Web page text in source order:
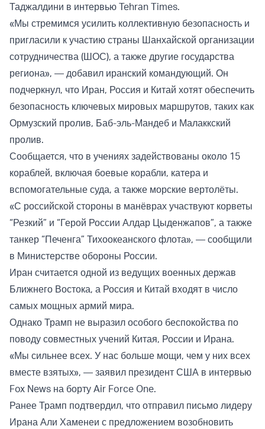
Таджалдини в интервью Tehran Times.
«Мы стремимся усилить коллективную безопасность и
пригласили к участию страны Шанхайской организации
сотрудничества (ШОС), а также другие государства
региона», — добавил иранский командующий. Он
подчеркнул, что Иран, Россия и Китай хотят обеспечить
безопасность ключевых мировых маршрутов, таких как
Ормузский пролив, Баб-эль-Мандеб и Малаккский
пролив.
Сообщается, что в учениях задействованы около 15
кораблей, включая боевые корабли, катера и
вспомогательные суда, а также морские вертолёты.
«С российской стороны в манёврах участвуют корветы
“Резкий” и “Герой России Алдар Цыденжапов”, а также
танкер “Печенга” Тихоокеанского флота», — сообщили
в Министерстве обороны России.
Иран считается одной из ведущих военных держав
Ближнего Востока, а Россия и Китай входят в число
самых мощных армий мира.
Однако Трамп не выразил особого беспокойства по
поводу совместных учений Китая, России и Ирана.
«Мы сильнее всех. У нас больше мощи, чем у них всех
вместе взятых», — заявил президент США в интервью
Fox News на борту Air Force One.
Ранее Трамп подтвердил, что отправил письмо лидеру
Ирана Али Хаменеи с предложением возобновить